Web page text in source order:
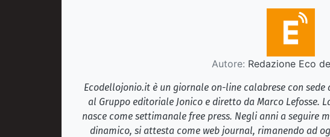
Autore: Redazione Eco
Ecodellojonio.it è un giornale on-line calabrese con sede
al Gruppo editoriale Jonico e diretto da Marco Lefosse.
nasce come settimanale free press. Negli anni a seguire
dinamico, si attesta come web journal, rimanendo ad